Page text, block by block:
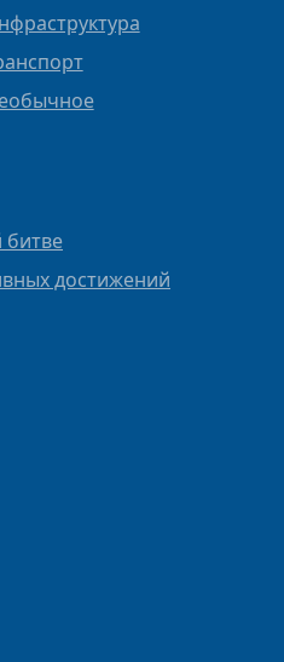
битве
достижений